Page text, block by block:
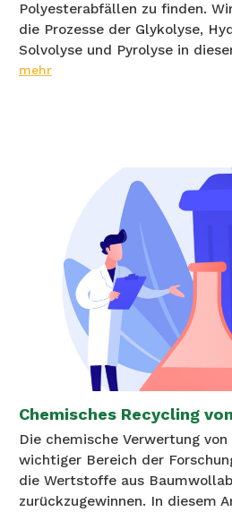
Polyesterabfällen zu finden.
die Prozesse der Glykolyse,
Solvolyse und Pyrolyse in
mehr
Chemisches Recycling
Die chemische Verwertung
wichtiger Bereich der
die Wertstoffe aus
zurückzugewinnen. In diesem